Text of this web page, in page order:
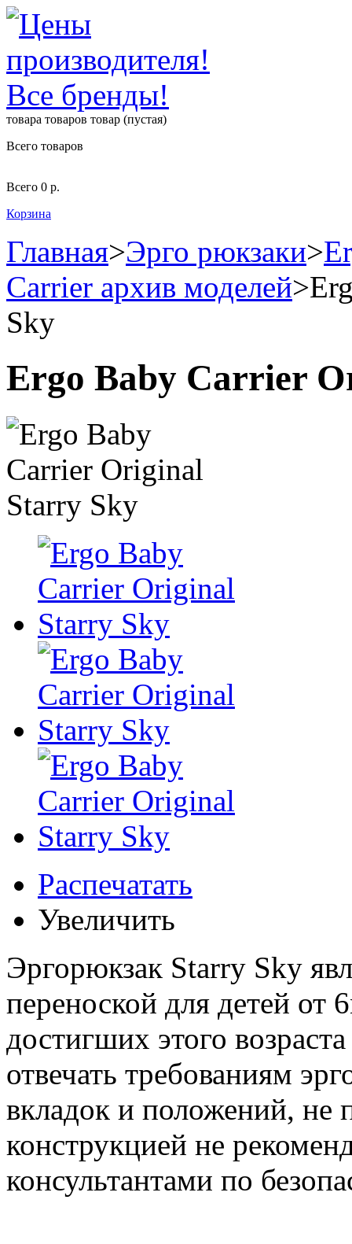
товара товаров товар (пустая)
Всего товаров
Всего 0 р.
Корзина
Главная>Эрго рюкзаки>
Carrier архив моделей>
Sky
Ergo Baby Carrier
Распечатать
Увеличить
Эргорюкзак Starry Sky
переноской для детей от
достигших этого
отвечать требованиям
вкладок и положений, не
конструкцией не
консультантами по